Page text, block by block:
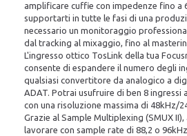
amplificare cuffie con impedenze fino a
supportarti in tutte le fasi di una
necessario un monitoraggio
dal tracking al mixaggio, fino al
L'ingresso ottico TosLink della tua
consente di espandere il numero degli
qualsiasi convertitore da analogico a
ADAT. Potrai usufruire di ben 8 ingressi
con una risoluzione massima di 48kHz/
Grazie al Sample Multiplexing (SMUX
lavorare con sample rate di 88,2 o